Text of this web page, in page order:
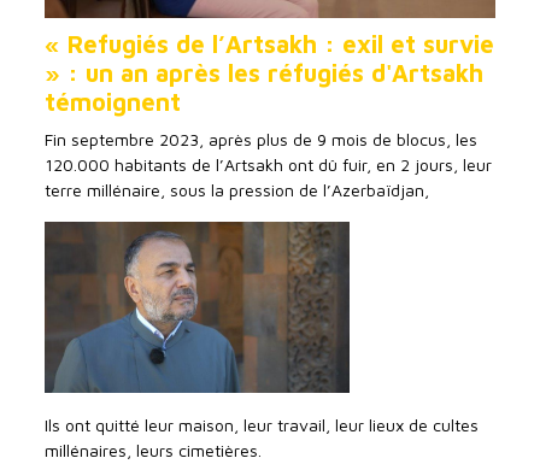
« Refugiés de l’Artsakh : exil et survie
» : un an après les réfugiés d'Artsakh
témoignent
Fin septembre 2023, après plus de 9 mois de blocus, les
120.000 habitants de l’Artsakh ont dû fuir, en 2 jours, leur
terre millénaire, sous la pression de l’Azerbaïdjan,
Ils ont quitté leur maison, leur travail, leur lieux de cultes
millénaires, leurs cimetières.